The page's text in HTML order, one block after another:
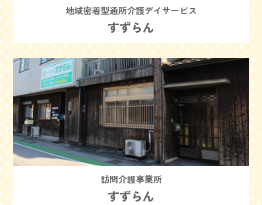
地域密着型通所介護デイサービス
すずらん
訪問介護事業所
すずらん